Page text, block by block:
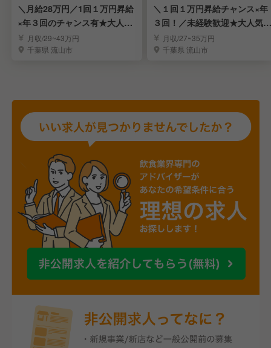
＼月給28万円／1回１万円昇給
×年３回のチャンス有★大人気
ラーメン店
月収/29~43万円
千葉県 流山市
＼１回１万円昇給チャンス×年
３回！／未経験歓迎★大人気ラ
ーメン店
月収/27~35万円
千葉県 流山市